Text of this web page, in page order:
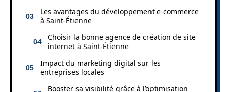
Les avantages du développement e-commerce
à Saint-Étienne
Choisir la bonne agence de création de site
internet à Saint-Étienne
Impact du marketing digital sur les
entreprises locales
Booster sa visibilité grâce à l’optimisation